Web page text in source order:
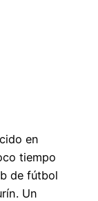
en
tiempo
de fútbol
Un